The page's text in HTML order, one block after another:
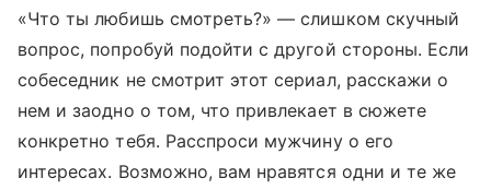
«Что ты любишь смотреть?» — слишком скучный
вопрос, попробуй подойти с другой стороны. Если
собеседник не смотрит этот сериал, расскажи о
нем и заодно о том, что привлекает в сюжете
конкретно тебя. Расспроси мужчину о его
интересах. Возможно, вам нравятся одни и те же